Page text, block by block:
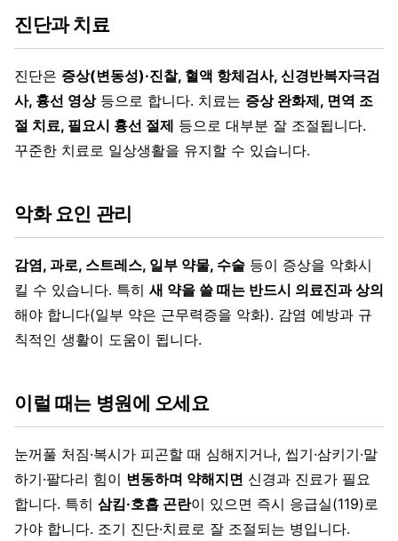
진단과 치료
진단은 증상(변동성)·진찰, 혈액 항체검사, 신경반복자극검
사, 흉선 영상등으로 합니다. 치료는 증상 완화제, 면역 조
절 치료, 필요시 흉선 절제 등으로 대부분 잘 조절됩니다.
꾸준한 치료로 일상생활을 유지할 수 있습니다.
악화 요인 관리
감염, 과로, 스트레스, 일부 약물, 수술 등이 증상을 악화시
킬 수 있습니다. 특히 새 약을 쓸 때는 반드시 의료진과 상의
해야 합니다(일부 약은 근무력증을 악화). 감염 예방과 규
칙적인 생활이 도움이 됩니다.
이럴 때는 병원에 오세요
눈꺼풀 처짐·복시가 피곤할 때 심해지거나, 씹기·삼키기·말
하기·팔다리 힘이 변동하며 약해지면 신경과 진료가 필요
합니다. 특히 삼킴·호흡 곤란이 있으면 즉시 응급실(119)로
가야 합니다. 조기 진단·치료로 잘 조절되는 병입니다.